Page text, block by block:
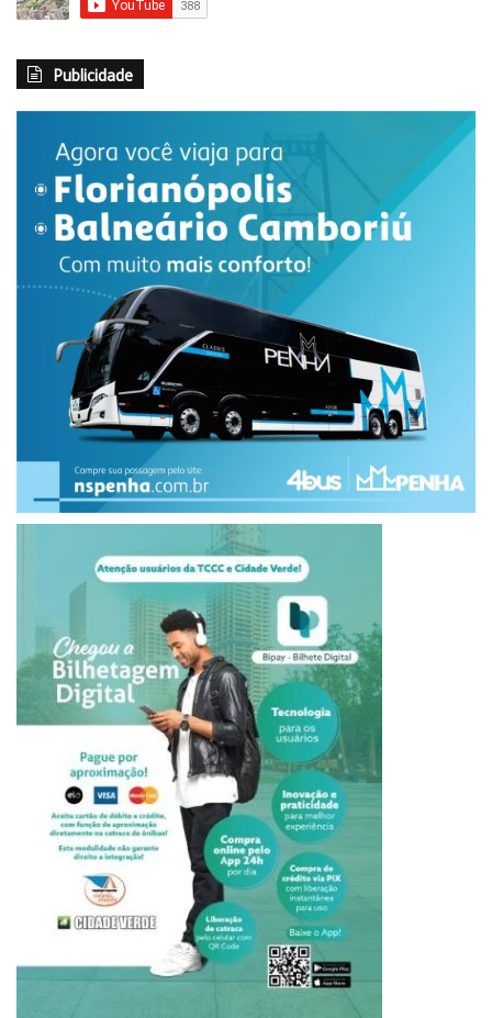
Publicidade